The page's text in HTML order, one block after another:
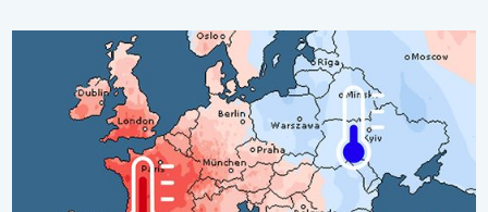
Grands contrastes météo en juillet. En Europe. . . lundi 3 août